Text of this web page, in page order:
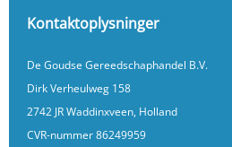
Kontaktoplysninger
De Goudse Gereedschaphandel B.V.
Dirk Verheulweg 158
2742 JR Waddinxveen, Holland
CVR-nummer 86249959